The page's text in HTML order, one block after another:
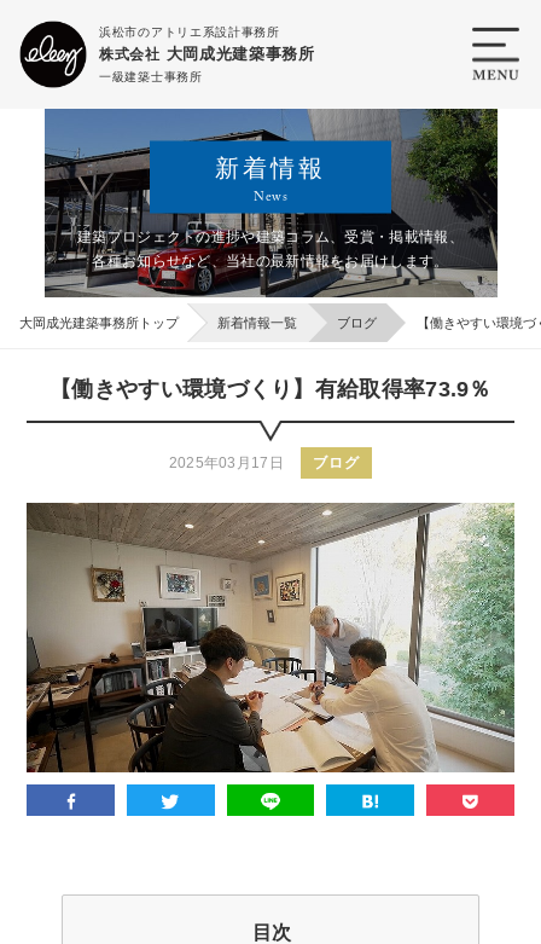
浜松市のアトリエ系設計事務所
株式会社 大岡成光建築事務所
一級建築士事務所
新着情報
News
建築プロジェクトの進捗や建築コラム、受賞・掲載情報、
各種お知らせなど、当社の最新情報をお届けします。
大岡成光建築事務所トップ 新着情報一覧 ブログ 【働きやすい環境
【働きやすい環境づくり】有給取得率73.9％
2025年03月17日 ブログ
目次